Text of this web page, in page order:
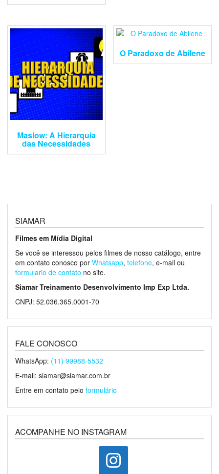
Maslow: A Hierarquia
das Necessidades
O Paradoxo de Abilene
SIAMAR
Filmes em Mídia Digital
Se você se interessou pelos filmes de nosso catálogo, entre
em contato conosco por Whatsapp, telefone, e-mail ou
formulario de contato no site.
Siamar Treinamento Desenvolvimento Imp Exp Ltda.
CNPJ: 52.036.365.0001-70
FALE CONOSCO
WhatsApp: (11) 99988-5532
E-mail: siamar@siamar.com.br
Entre em contato pelo formulário
ACOMPANHE NO INSTAGRAM
instagram